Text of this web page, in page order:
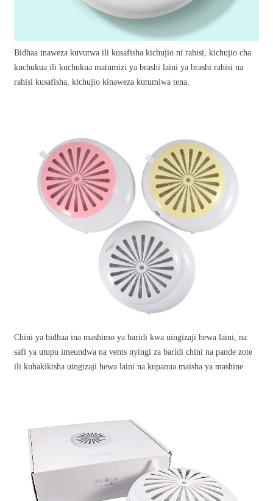
Bidhaa inaweza kuvutwa ili kusafisha kichujio ni rahisi, kichujio cha
kuchukua ili kuchukua matumizi ya brashi laini ya brashi rahisi na
rahisi kusafisha, kichujio kinaweza kutumiwa tena.
Chini ya bidhaa ina mashimo ya baridi kwa uingizaji hewa laini, na
safi ya utupu imeundwa na vents nyingi za baridi chini na pande zote
ili kuhakikisha uingizaji hewa laini na kupanua maisha ya mashine.